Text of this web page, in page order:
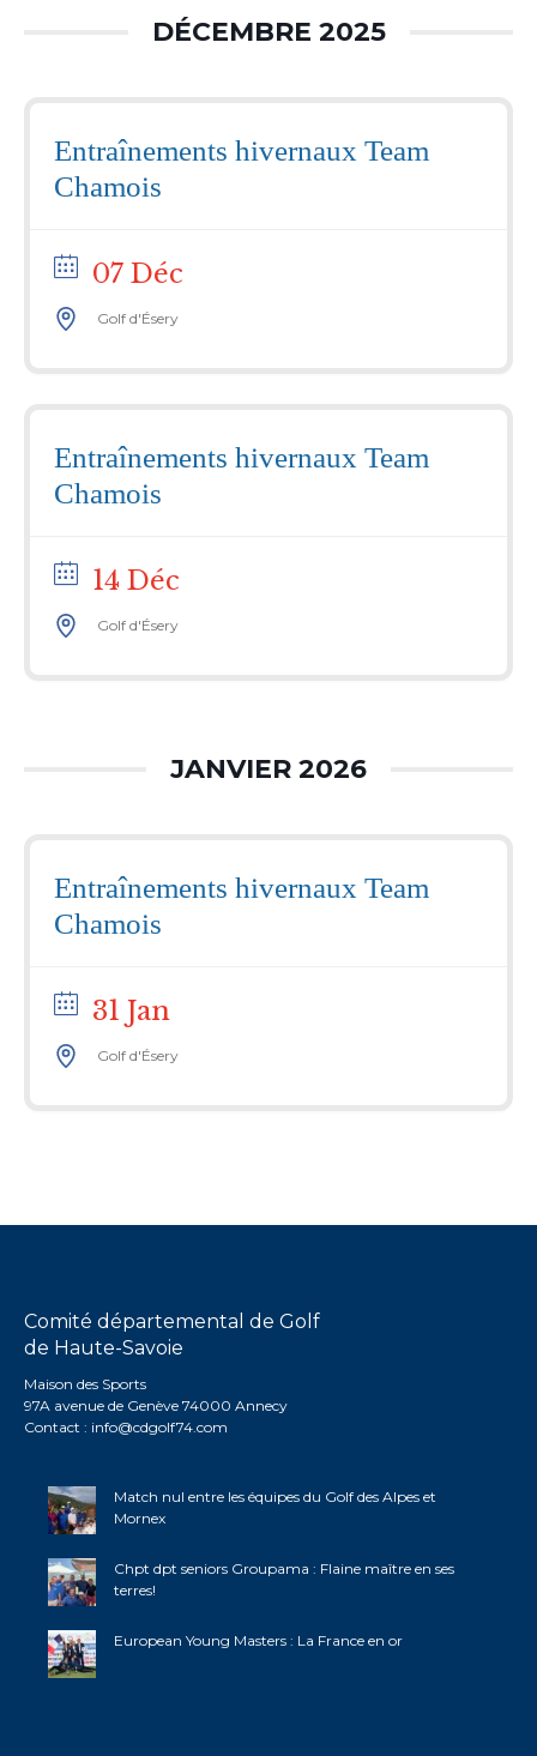
DÉCEMBRE 2025
Entraînements hivernaux Team
Chamois
07 Déc
Golf d'Ésery
Entraînements hivernaux Team
Chamois
14 Déc
Golf d'Ésery
JANVIER 2026
Entraînements hivernaux Team
Chamois
31 Jan
Golf d'Ésery
Comité départemental de Golf
de Haute-Savoie
Maison des Sports
97A avenue de Genève 74000 Annecy
Contact : info@cdgolf74.com
Match nul entre les équipes du Golf des Alpes et
Mornex
Chpt dpt seniors Groupama : Flaine maître en ses
terres!
European Young Masters : La France en or